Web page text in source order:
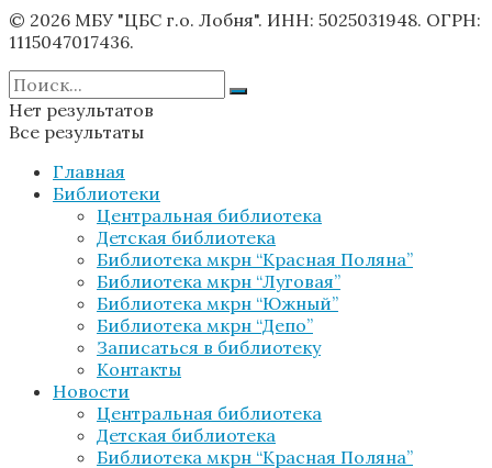
© 2026 МБУ "ЦБС г.о. Лобня". ИНН: 5025031948. ОГРН:
1115047017436.
Нет результатов
Все результаты
Главная
Библиотеки
Центральная библиотека
Детская библиотека
Библиотека мкрн “Красная Поляна”
Библиотека мкрн “Луговая”
Библиотека мкрн “Южный”
Библиотека мкрн “Депо”
Записаться в библиотеку
Контакты
Новости
Центральная библиотека
Детская библиотека
Библиотека мкрн “Красная Поляна”